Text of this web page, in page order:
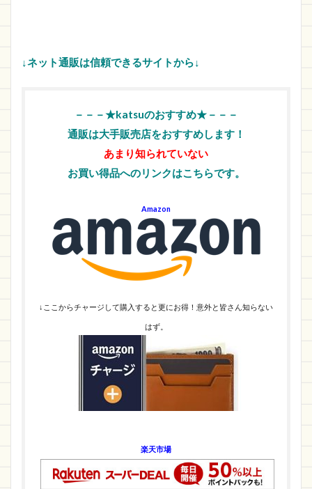
↓ネット通販は信頼できるサイトから↓
－－－★katsuのおすすめ★－－－
通販は大手販売店をおすすめします！
あまり知られていない
お買い得品へのリンクはこちらです。
Amazon
↓ここからチャージして購入すると更にお得！意外と皆さん知らない
はず。
楽天市場